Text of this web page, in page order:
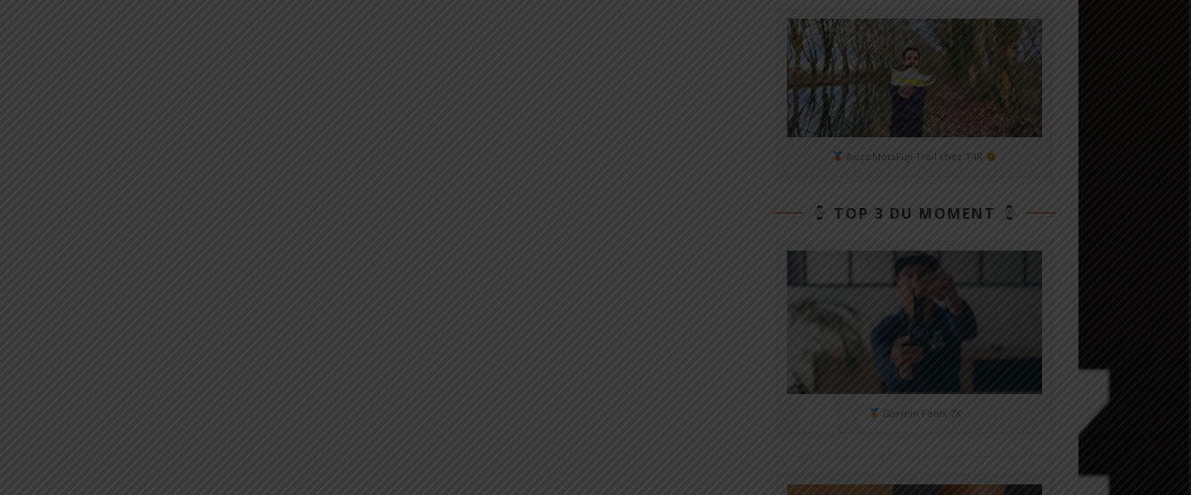
Asics MetaFuji Trail chez T4R
TOP 3 DU MOMENT
Garmin Fénix 7X